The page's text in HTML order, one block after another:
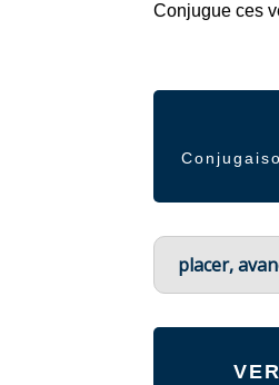
Conjugue ces
placer,